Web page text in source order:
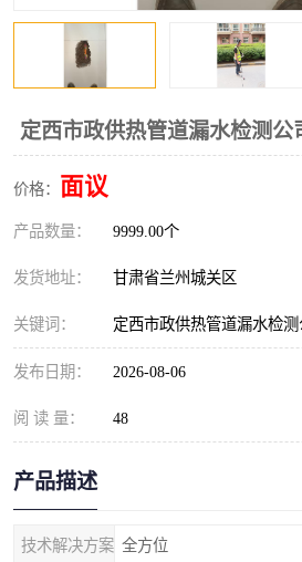
定西市政供热管道漏水检测公
价格： 面议
产品数量： 9999.00个
发货地址： 甘肃省兰州城关区
关键词： 定西市政供热管道漏水检测
发布日期： 2026-08-06
阅 读 量： 48
产品描述
技术解决方案 全方位